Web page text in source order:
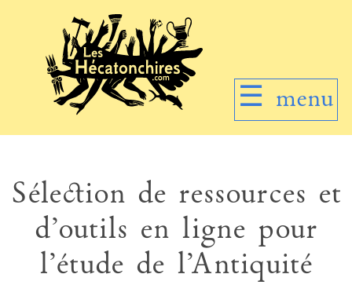
☰ menu
Sélection de ressources et
d’outils en ligne pour
l’étude de l’Antiquité